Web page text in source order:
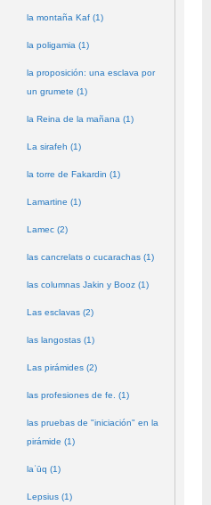
la montaña Kaf (1)
la poligamia (1)
la proposición: una esclava por
un grumete (1)
la Reina de la mañana (1)
La sirafeh (1)
la torre de Fakardin (1)
Lamartine (1)
Lamec (2)
las cancrelats o cucarachas (1)
las columnas Jakin y Booz (1)
Las esclavas (2)
las langostas (1)
Las pirámides (2)
las profesiones de fe. (1)
las pruebas de "iniciación" en la
pirámide (1)
laʿūq (1)
Lepsius (1)